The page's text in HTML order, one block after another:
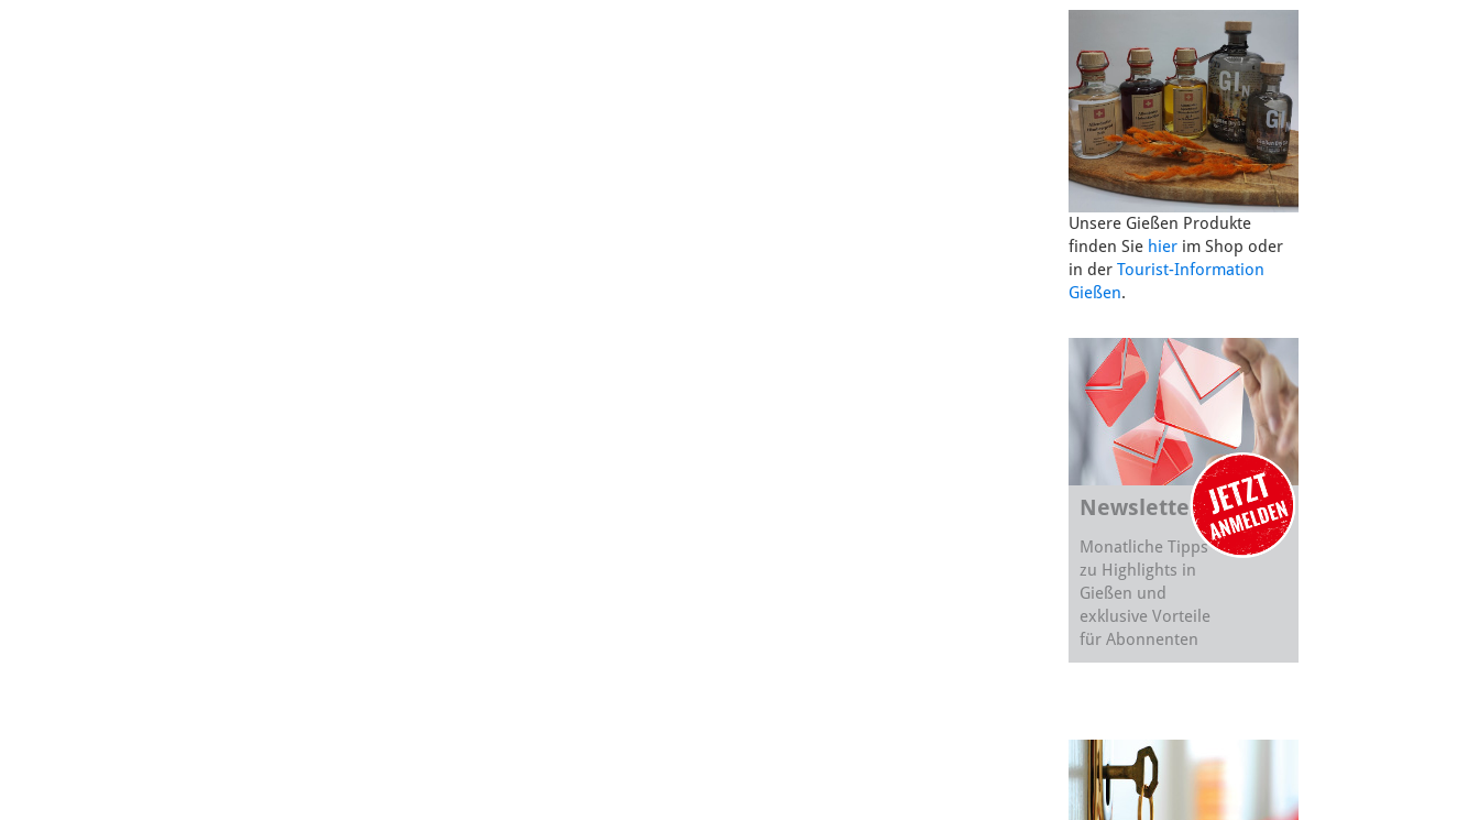
Unsere Gießen Produkte
finden Sie hierim Shop oder
in der Tourist-Information
Gießen.
Newsletter
Monatliche Tipps
zu Highlights in
Gießen und
exklusive Vorteile
für Abonnenten